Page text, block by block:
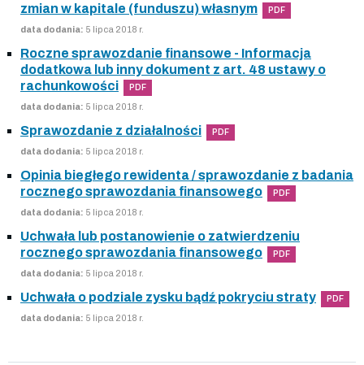
zmian w kapitale (funduszu) własnym
PDF
data dodania: 5 lipca 2018 r.
Roczne sprawozdanie finansowe - Informacja
dodatkowa lub inny dokument z art. 48 ustawy o
rachunkowości
PDF
data dodania: 5 lipca 2018 r.
Sprawozdanie z działalności PDF
data dodania: 5 lipca 2018 r.
Opinia biegłego rewidenta / sprawozdanie z badania
rocznego sprawozdania finansowego
PDF
data dodania: 5 lipca 2018 r.
Uchwała lub postanowienie o zatwierdzeniu
rocznego sprawozdania finansowego
PDF
data dodania: 5 lipca 2018 r.
Uchwała o podziale zysku bądź pokryciu straty PDF
data dodania: 5 lipca 2018 r.